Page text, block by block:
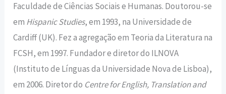
Faculdade de Ciências Sociais e Humanas. Doutorou-se
em Hispanic Studies, em 1993, na Universidade de
Cardiff (UK). Fez a agregação em Teoria da Literatura na
FCSH, em 1997. Fundador e diretor do ILNOVA
(Instituto de Línguas da Universidade Nova de Lisboa),
em 2006. Diretor do Centre for English, Translation and